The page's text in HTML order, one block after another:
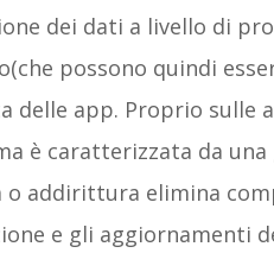
dei dati a livello di
possono quindi
delle app. Proprio sulle
è caratterizzata da
o addirittura elimina
e gli aggiornamenti